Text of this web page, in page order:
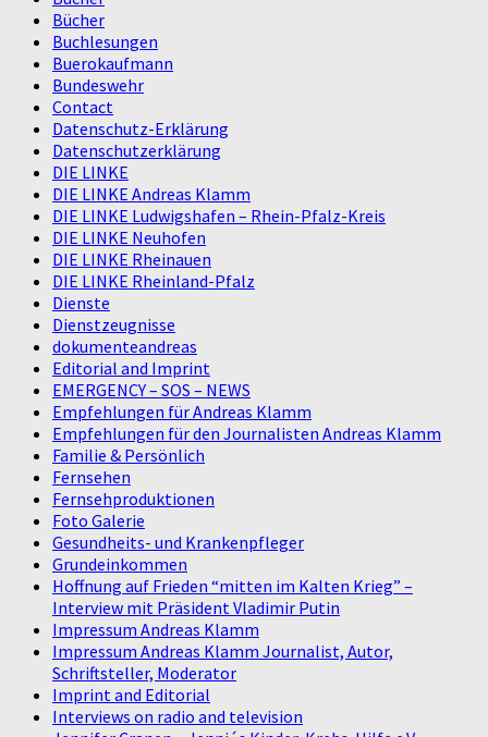
Bücher
Buchlesungen
Buerokaufmann
Bundeswehr
Contact
Datenschutz-Erklärung
Datenschutzerklärung
DIE LINKE
DIE LINKE Andreas Klamm
DIE LINKE Ludwigshafen – Rhein-Pfalz-Kreis
DIE LINKE Neuhofen
DIE LINKE Rheinauen
DIE LINKE Rheinland-Pfalz
Dienste
Dienstzeugnisse
dokumenteandreas
Editorial and Imprint
EMERGENCY – SOS – NEWS
Empfehlungen für Andreas Klamm
Empfehlungen für den Journalisten Andreas Klamm
Familie & Persönlich
Fernsehen
Fernsehproduktionen
Foto Galerie
Gesundheits- und Krankenpfleger
Grundeinkommen
Hoffnung auf Frieden “mitten im Kalten Krieg” –
Interview mit Präsident Vladimir Putin
Impressum Andreas Klamm
Impressum Andreas Klamm Journalist, Autor,
Schriftsteller, Moderator
Imprint and Editorial
Interviews on radio and television